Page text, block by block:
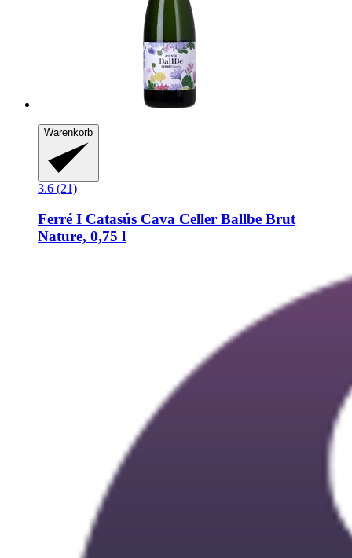
Warenkorb
3.6 (21)
Ferré I Catasús Cava Celler Ballbe Brut
Nature, 0,75 l